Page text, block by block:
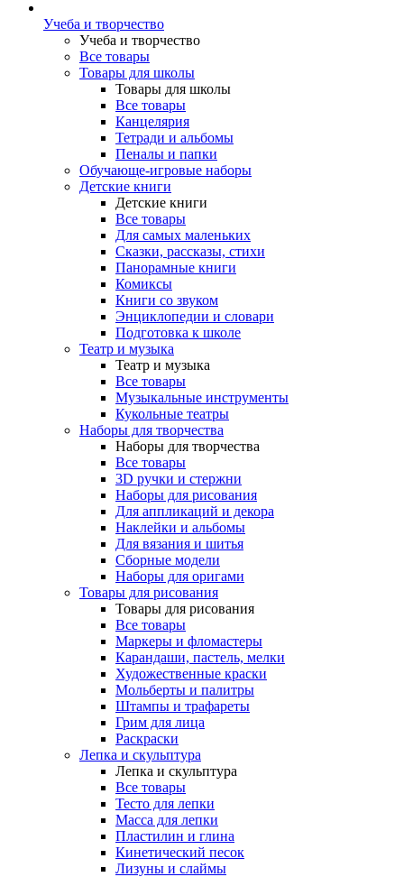
Учеба и творчество
Учеба и творчество
Все товары
Товары для школы
Товары для школы
Все товары
Канцелярия
Тетради и альбомы
Пеналы и папки
Обучающе-игровые наборы
Детские книги
Детские книги
Все товары
Для самых маленьких
Сказки, рассказы, стихи
Панорамные книги
Комиксы
Книги со звуком
Энциклопедии и словари
Подготовка к школе
Театр и музыка
Театр и музыка
Все товары
Музыкальные инструменты
Кукольные театры
Наборы для творчества
Наборы для творчества
Все товары
3D ручки и стержни
Наборы для рисования
Для аппликаций и декора
Наклейки и альбомы
Для вязания и шитья
Сборные модели
Наборы для оригами
Товары для рисования
Товары для рисования
Все товары
Маркеры и фломастеры
Карандаши, пастель, мелки
Художественные краски
Мольберты и палитры
Штампы и трафареты
Грим для лица
Раскраски
Лепка и скульптура
Лепка и скульптура
Все товары
Тесто для лепки
Масса для лепки
Пластилин и глина
Кинетический песок
Лизуны и слаймы